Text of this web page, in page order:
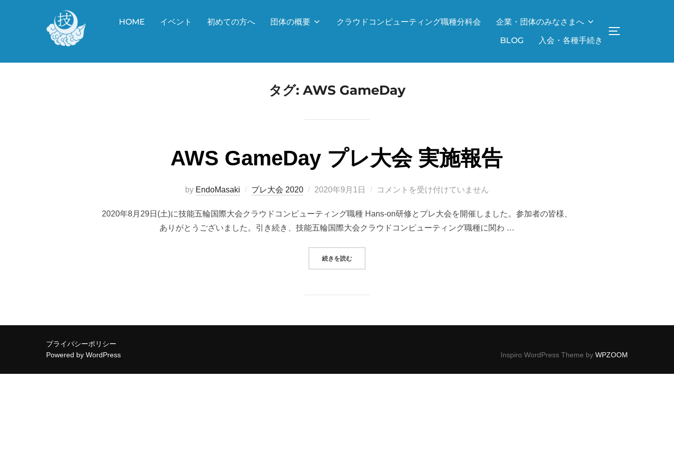
ツ
HOME イベント 初めての方へ 団体の概要 クラウドコンピューティング職種分科会
企業・団体のみなさまへ
BLOG
入会・各種手続き
サイドバーと
タグ: AWS GameDay
AWS GameDay プレ大会 実施報告
by EndoMasaki プレ大会 2020
投
日:
2020年9月1日 コメントを受け付けていません
2020年8月29日(土)に技能五輪国際大会クラウドコンピューティング職種 Hans-on研修とプレ大会を開催しました。参加者の皆様、
ありがとうございました。引き続き、技能五輪国際大会クラウドコンピューティング職種に関わ …
続きを読む“AWS GAMEDAY プレ大会 実施報告”
プライバシーポリシー
Powered by WordPress
Inspiro WordPress Theme by WPZOOM